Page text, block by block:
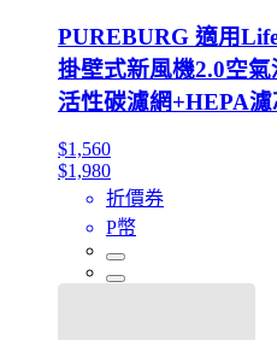
PUREBURG 適用
掛壁式新風機2.0空
活性碳濾網+HEPA濾
$1,560
$1,980
折價券
P幣